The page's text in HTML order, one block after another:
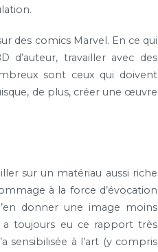
des comics Marvel. En ce qui
travailler avec des
sont ceux qui doivent
de plus, créer une œuvre
sur un matériau aussi riche
à la force d’évocation
donner une image moins
a toujours eu ce rapport très
sensibilisée à l’art (y compris